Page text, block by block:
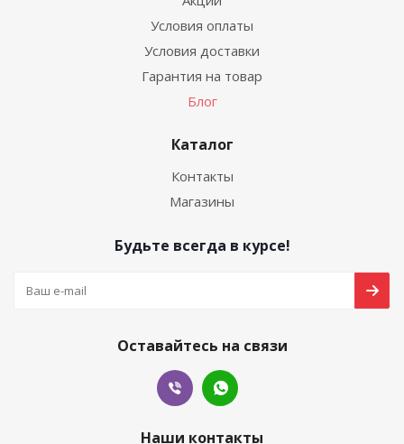
Условия оплаты
Условия доставки
Гарантия на товар
Блог
Каталог
Контакты
Магазины
Будьте всегда в курсе!
Оставайтесь на связи
Наши контакты